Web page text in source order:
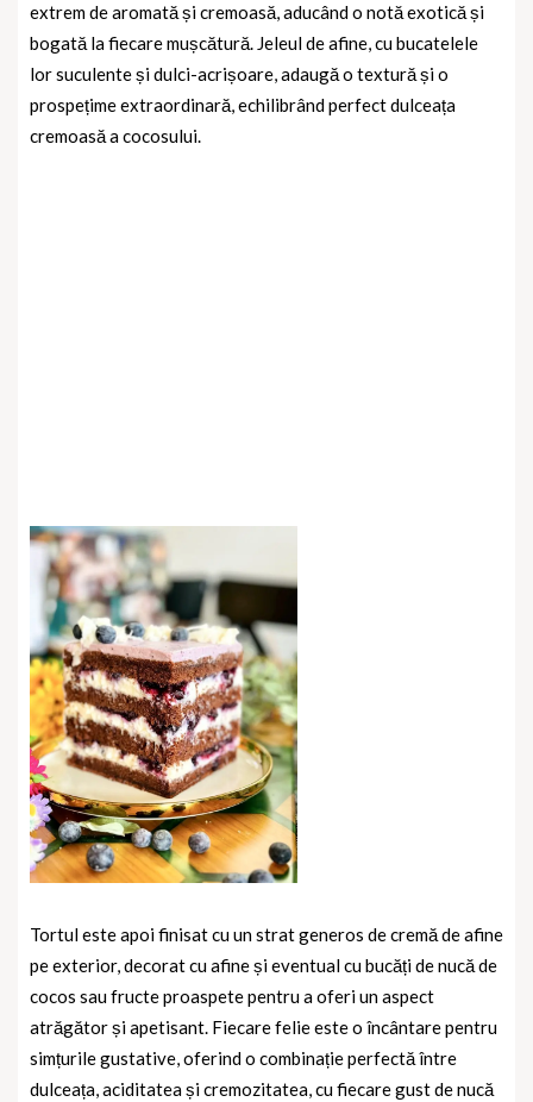
extrem de aromată și cremoasă, aducând o notă exotică și
bogată la fiecare mușcătură. Jeleul de afine, cu bucatelele
lor suculente și dulci-acrișoare, adaugă o textură și o
prospețime extraordinară, echilibrând perfect dulceața
cremoasă a cocosului.
Tortul este apoi finisat cu un strat generos de cremă de afine
pe exterior, decorat cu afine și eventual cu bucăți de nucă de
cocos sau fructe proaspete pentru a oferi un aspect
atrăgător și apetisant. Fiecare felie este o încântare pentru
simțurile gustative, oferind o combinație perfectă între
dulceața, aciditatea și cremozitatea, cu fiecare gust de nucă